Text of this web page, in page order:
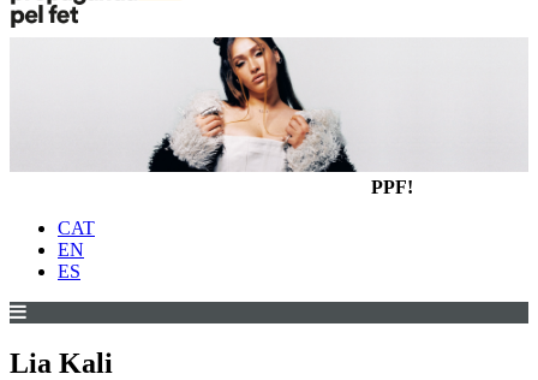
PPF!
CAT
EN
ES
Lia Kali